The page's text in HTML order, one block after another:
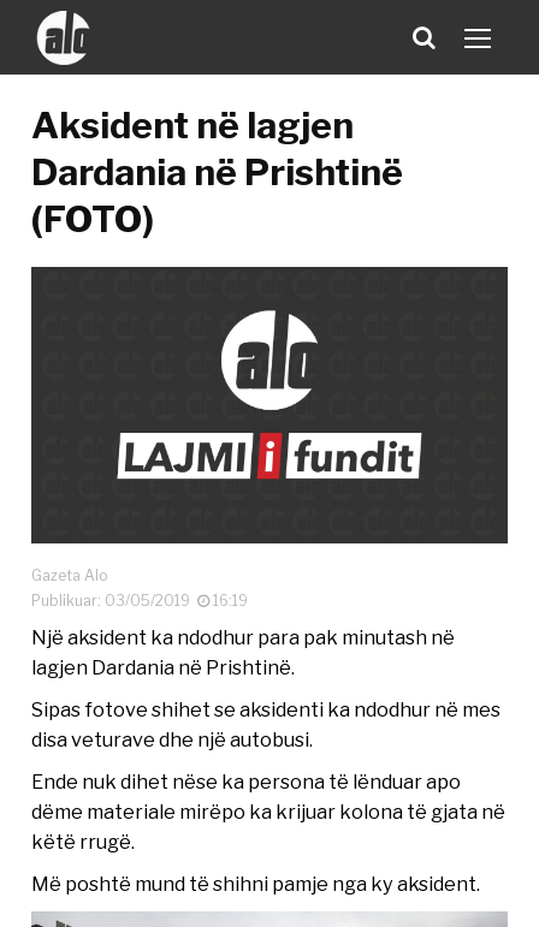
Aksident në lagjen
Dardania në Prishtinë
(FOTO)
Gazeta Alo
Publikuar: 03/05/2019
16:19
Një aksident ka ndodhur para pak minutash në
lagjen Dardania në Prishtinë.
Sipas fotove shihet se aksidenti ka ndodhur në mes
disa veturave dhe një autobusi.
Ende nuk dihet nëse ka persona të lënduar apo
dëme materiale mirëpo ka krijuar kolona të gjata në
këtë rrugë.
Më poshtë mund të shihni pamje nga ky aksident.